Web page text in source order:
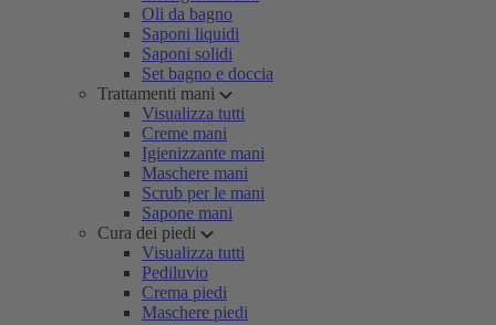
Oli da bagno
Saponi liquidi
Saponi solidi
Set bagno e doccia
Trattamenti mani
Visualizza tutti
Creme mani
Igienizzante mani
Maschere mani
Scrub per le mani
Sapone mani
Cura dei piedi
Visualizza tutti
Pediluvio
Crema piedi
Maschere piedi